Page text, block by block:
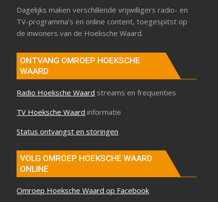
Dagelijks maken verschillende vrijwilligers radio- en
TV-programma’s en online content, toegespitst op
de inwoners van de Hoeksche Waard.
ONTVANG OMROEP HOEKSCHE
WAARD
Radio Hoeksche Waard streams en frequenties
TV Hoeksche Waard informatie
Status ontvangst en storingen
VOLG OMROEP HOEKSCHE WAARD
ONLINE
Omroep Hoeksche Waard op Facebook